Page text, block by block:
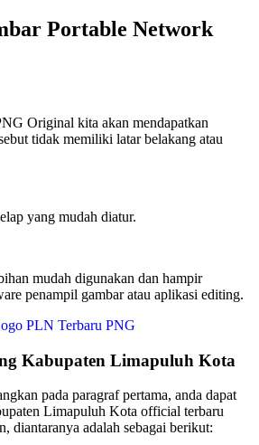
Portable Network
Original kita akan mendapatkan
tidak memiliki latar belakang atau
yang mudah diatur.
mudah digunakan dan hampir
penampil gambar atau aplikasi editing.
PLN Terbaru PNG
Kabupaten Limapuluh Kota
pada paragraf pertama, anda dapat
Limapuluh Kota official terbaru
diantaranya adalah sebagai berikut: